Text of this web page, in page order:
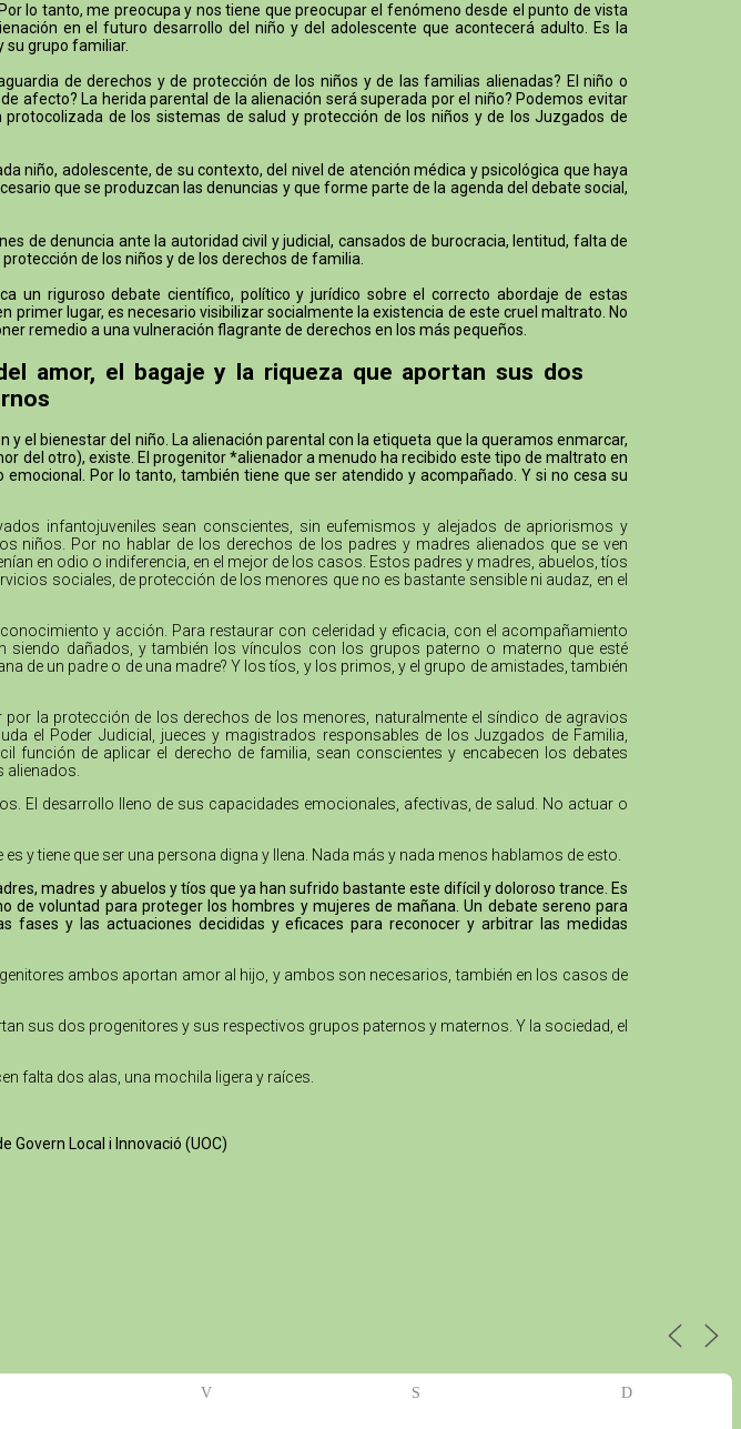
lo tanto, me preocupa y nos tiene que preocupar el fenómeno desde el punto de vista
en el futuro desarrollo del niño y del adolescente que acontecerá adulto. Es la
su grupo familiar.
de derechos y de protección de los niños y de las familias alienadas? El niño o
afecto? La herida parental de la alienación será superada por el niño? Podemos evitar
de los sistemas de salud y protección de los niños y de los Juzgados de
niño, adolescente, de su contexto, del nivel de atención médica y psicológica que haya
que se produzcan las denuncias y que forme parte de la agenda del debate social,
de denuncia ante la autoridad civil y judicial, cansados de burocracia, lentitud, falta de
de los niños y de los derechos de familia.
un riguroso debate científico, político y jurídico sobre el correcto abordaje de estas
lugar, es necesario visibilizar socialmente la existencia de este cruel maltrato. No
remedio a una vulneración flagrante de derechos en los más pequeños.
amor, el bagaje y la riqueza que aportan sus dos
el bienestar del niño. La alienación parental con la etiqueta que la queramos enmarcar,
del otro), existe. El progenitor *alienador a menudo ha recibido este tipo de maltrato en
Por lo tanto, también tiene que ser atendido y acompañado. Y si no cesa su
infantojuveniles sean conscientes, sin eufemismos y alejados de apriorismos y
niños. Por no hablar de los derechos de los padres y madres alienados que se ven
en odio o indiferencia, en el mejor de los casos. Estos padres y madres, abuelos, tíos
sociales, de protección de los menores que no es bastante sensible ni audaz, en el
y acción. Para restaurar con celeridad y eficacia, con el acompañamiento
dañados, y también los vínculos con los grupos paterno o materno que esté
de un padre o de una madre? Y los tíos, y los primos, y el grupo de amistades, también
la protección de los derechos de los menores, naturalmente el síndico de agravios
el Poder Judicial, jueces y magistrados responsables de los Juzgados de Familia,
de aplicar el derecho de familia, sean conscientes y encabecen los debates
alienados.
El desarrollo lleno de sus capacidades emocionales, afectivas, de salud. No actuar o
y tiene que ser una persona digna y llena. Nada más y nada menos hablamos de esto.
madres y abuelos y tíos que ya han sufrido bastante este difícil y doloroso trance. Es
de voluntad para proteger los hombres y mujeres de mañana. Un debate sereno para
fases y las actuaciones decididas y eficaces para reconocer y arbitrar las medidas
ambos aportan amor al hijo, y ambos son necesarios, también en los casos de
sus dos progenitores y sus respectivos grupos paternos y maternos. Y la sociedad, el
falta dos alas, una mochila ligera y raíces.
Govern Local i Innovació (UOC)
V S D